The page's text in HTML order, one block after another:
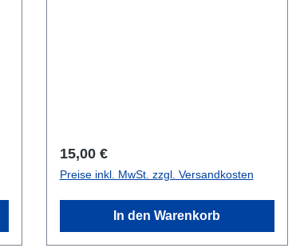
Regulärer Preis:
15,00 €
Preise inkl. MwSt. zzgl. Versandkosten
In den Warenkorb